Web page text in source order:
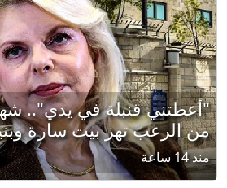
من الرعب تهز بيت سارة
منذ 14 ساعة